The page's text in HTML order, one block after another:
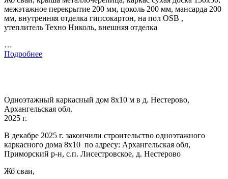
межэтажное перекрытие 200 мм, цоколь 200 мм, мансарда 200
мм, внутренняя отделка гипсокартон, на пол OSB ,
утеплитель Техно Николь, внешняя отделка
…
Подробнее
Одноэтажный каркасный дом 8х10 м в д. Нестерово,
Архангельская обл.
2025 г.
В декабре 2025 г. закончили строительство одноэтажного
каркасного дома 8х10 по адресу: Архангельская обл,
Приморский р-н, с.п. Лисестровское, д. Нестерово
Жб сваи,